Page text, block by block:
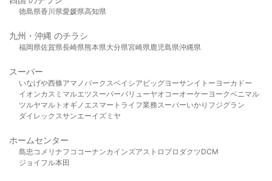
徳島県香川県愛媛県高知県
九州・沖縄 のチラシ
福岡県佐賀県長崎県熊本県大分県宮崎県鹿児島県沖縄県
スーパー
いなげや西條アマノパークスベイシア ビッグヨーサンイトーヨーカドー
イオンカスミ マルエツスーパーバリューヤオコーオーケー ヨークベニマル
ツルヤマルト オギノ エスマート ライフ業務スーパーいかり フジグラン
ダイレックスサンエーイズミヤ
ホームセンター
島忠 コメリ ナフコ コーナンカインズアストロプロダクツDCM
ジョイフル本田